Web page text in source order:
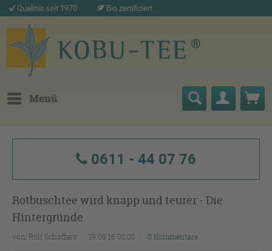
Qualität seit 1970 Bio zertifiziert
Menü
0611 - 44 07 76
Rotbuschtee wird knapp und teurer - Die
Hintergründe
von:Rolf Schoffers 19.06.16 00:00 0 Kommentare